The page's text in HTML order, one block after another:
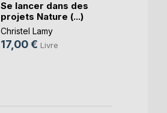
Se lancer dans des
projets Nature (...)
Christel Lamy
17,00 € Livre